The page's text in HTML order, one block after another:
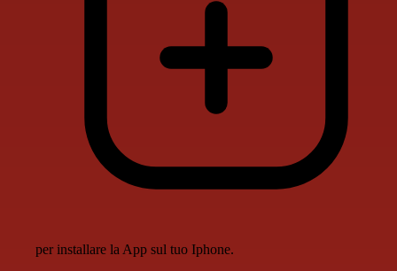
per installare la App sul tuo Iphone.